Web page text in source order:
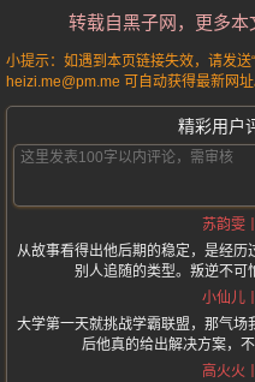
转载自黑子网，更多
小提示：如遇到本页链接失效，请发送
heizi.me@pm.me 可自动获得最新网
精彩用户
苏韵雯
从故事看得出他后期的稳定，是经
别人追随的类型。叛逆不可
小仙儿
大学第一天就挑战学霸联盟，那气
后他真的给出解决方案，
高火火